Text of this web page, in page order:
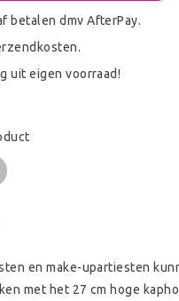
betalen dmv AfterPay.
uit eigen voorraad!
en make-upartiesten
met het 27 cm hoge